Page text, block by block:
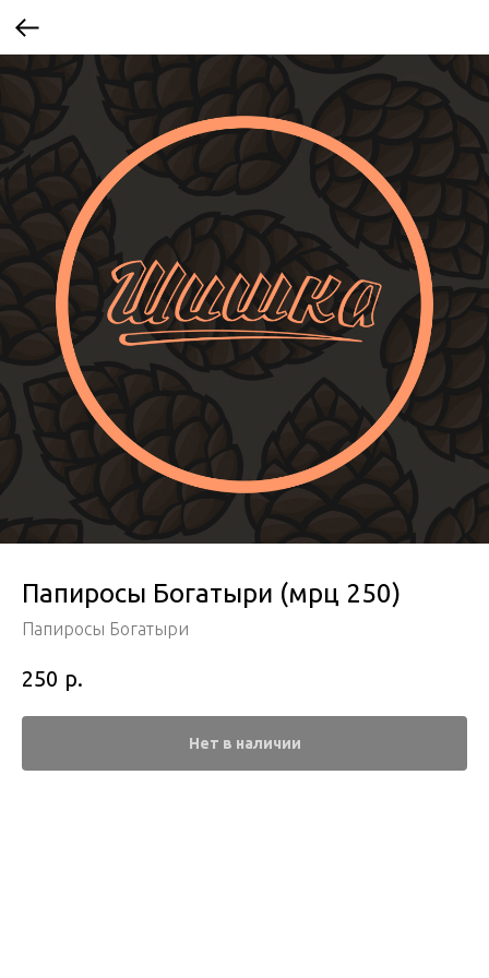
Папиросы Богатыри (мрц 250)
Папиросы Богатыри
250 р.
Нет в наличии